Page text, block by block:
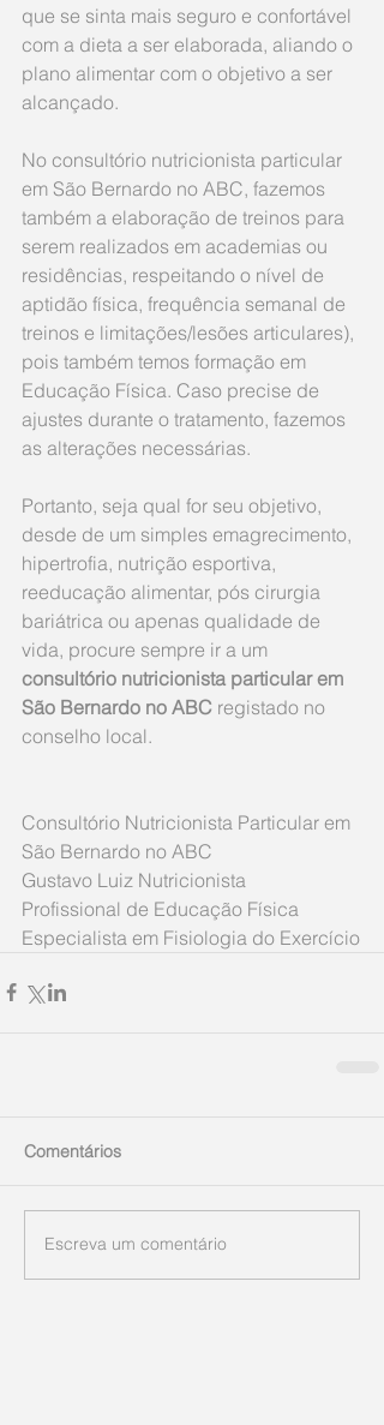
que se sinta mais seguro e confortável
com a dieta a ser elaborada, aliando o
plano alimentar com o objetivo a ser
alcançado.
No consultório nutricionista particular
em São Bernardo no ABC, fazemos
também a elaboração de treinos para
serem realizados em academias ou
residências, respeitando o nível de
aptidão física, frequência semanal de
treinos e limitações/lesões articulares),
pois também temos formação em
Educação Física. Caso precise de
ajustes durante o tratamento, fazemos
as alterações necessárias.
Portanto, seja qual for seu objetivo,
desde de um simples emagrecimento,
hipertrofia, nutrição esportiva,
reeducação alimentar, pós cirurgia
bariátrica ou apenas qualidade de
vida, procure sempre ir a um
consultório nutricionista particular em
São Bernardo no ABC registado no
conselho local.
Consultório Nutricionista Particular em
São Bernardo no ABC
Gustavo Luiz Nutricionista
Profissional de Educação Física
Especialista em Fisiologia do Exercício
Comentários
Escreva um comentário